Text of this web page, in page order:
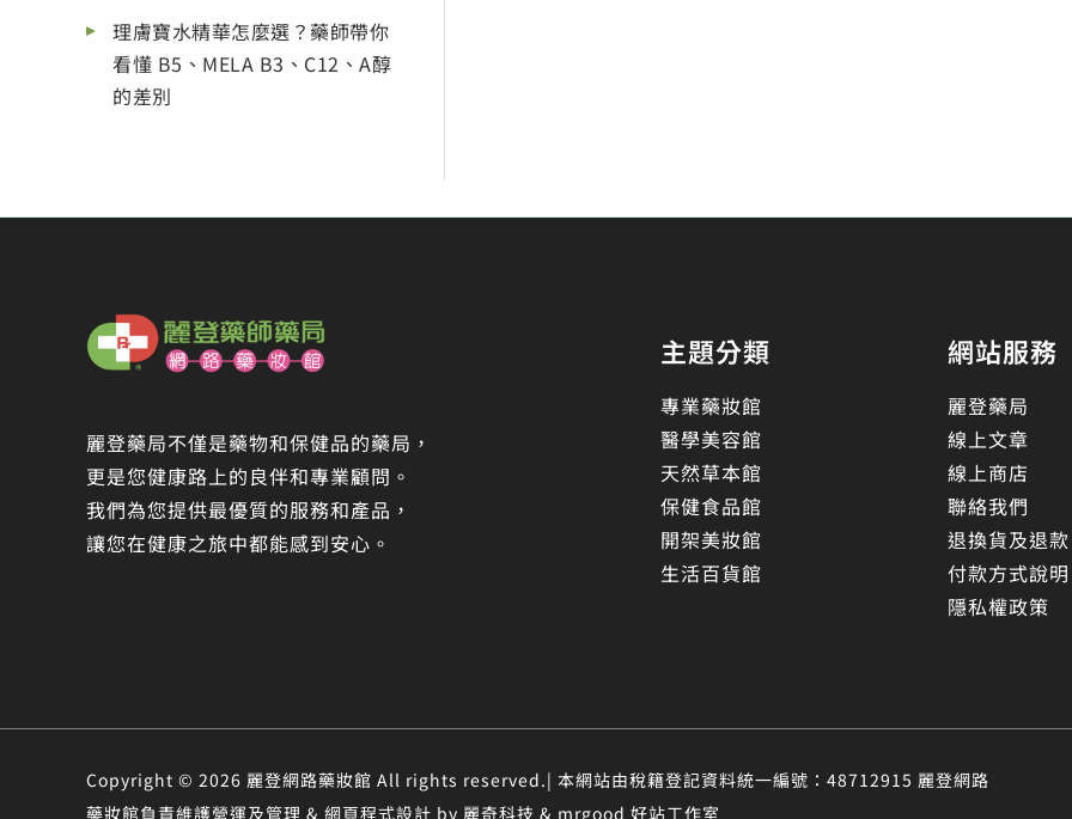
理膚寶水精華怎麼選？藥師帶你
看懂 B5、MELA B3、C12、A醇
的差別
麗登藥局不僅是藥物和保健品的藥局，
更是您健康路上的良伴和專業顧問。
我們為您提供最優質的服務和產品，
讓您在健康之旅中都能感到安心。
主題分類
專業藥妝館
醫學美容館
天然草本館
保健食品館
開架美妝館
生活百貨館
網站服務
麗登藥局
線上文章
線上商店
聯絡我們
退換貨及退款
付款方式說明
隱私權政策
Copyright © 2026 麗登網路藥妝館 All rights reserved.| 本網站由稅籍登記資料統一編號：48712915 麗登網路
藥妝館負責維護營運及管理 & 網頁程式設計 by 麗奇科技 & mrgood 好站工作室